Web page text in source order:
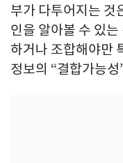
부가 다투어지는 것
인을 알아볼 수 있
하거나 조합해야만
정보의 “결합가능